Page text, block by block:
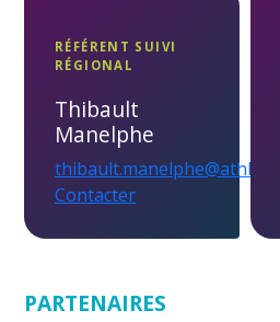
RÉFÉRENT SUIVI
RÉGIONAL
Thibault
Manelphe
thibault.manelphe@athle.fr
Contacter
PARTENAIRES